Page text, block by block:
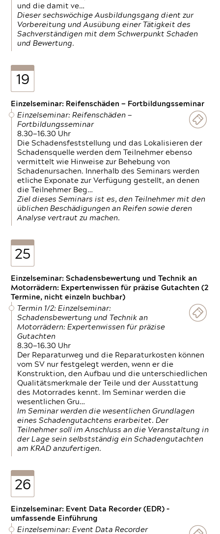
und die damit ve…
Dieser sechswöchige Ausbildungsgang dient zur
Vorbereitung und Ausübung einer Tätigkeit des
Sachverständigen mit dem Schwerpunkt Schaden
und Bewertung.
19
Einzelseminar: Reifenschäden — Fortbildungsseminar
Einzelseminar: Reifenschäden —
Fortbildungsseminar
8.30—16.30 Uhr
Die Schadensfeststellung und das Lokalisieren der
Schadensquelle werden dem Teilnehmer ebenso
vermittelt wie Hinweise zur Behebung von
Schadenursachen. Innerhalb des Seminars werden
etliche Exponate zur Verfügung gestellt, an denen
die Teilnehmer Beg…
Ziel dieses Seminars ist es, den Teilnehmer mit den
üblichen Beschädigungen an Reifen sowie deren
Analyse vertraut zu machen.
25
Einzelseminar: Schadensbewertung und Technik an
Motorrädern: Expertenwissen für präzise Gutachten (2
Termine, nicht einzeln buchbar)
Termin 1/2: Einzelseminar:
Schadensbewertung und Technik an
Motorrädern: Expertenwissen für präzise
Gutachten
8.30—16.30 Uhr
Der Reparaturweg und die Reparaturkosten können
vom SV nur festgelegt werden, wenn er die
Konstruktion, den Aufbau und die unterschiedlichen
Qualitätsmerkmale der Teile und der Ausstattung
des Motorrades kennt. Im Seminar werden die
wesentlichen Gru…
Im Seminar werden die wesentlichen Grundlagen
eines Schadengutachtens erarbeitet. Der
Teilnehmer soll im Anschluss an die Veranstaltung in
der Lage sein selbstständig ein Schadengutachten
am KRAD anzufertigen.
26
Einzelseminar: Event Data Recorder (EDR) –
umfassende Einführung
Einzelseminar: Event Data Recorder